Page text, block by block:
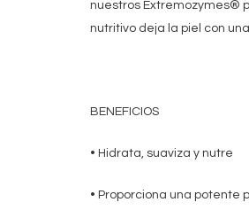
nuestros Extremozymes®
nutritivo deja la piel con
BENEFICIOS
• Hidrata, suaviza y nutre
• Proporciona una potente